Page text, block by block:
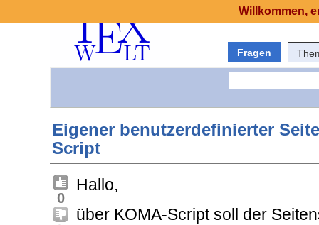
Fragen
Eigener benutzerdefinierter
Script
0
Hallo,
über KOMA-Script soll der
Willkommen,